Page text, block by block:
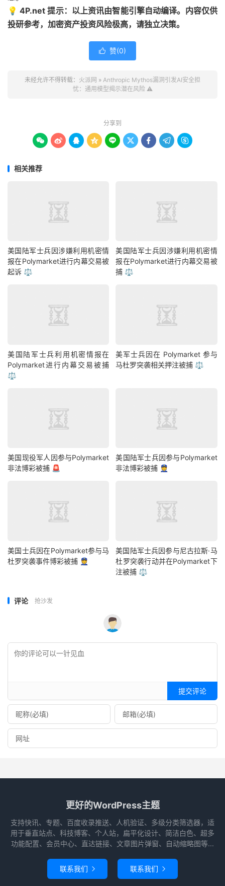
💡 4P.net 提示：以上资讯由智能引擎自动编译。内容仅供
投研参考，加密资产投资风险极高，请独立决策。
 赞(0)
未经允许不得转载： 火派网 » Anthropic Mythos漏洞引发AI安全担
忧：通用模型揭示潜在风险 ⚠️
分享到
        
相关推荐
美国陆军士兵因涉嫌利用机密情
报在Polymarket进行内幕交易被
起诉 ⚖️
美国陆军士兵因涉嫌利用机密情
报在Polymarket进行内幕交易被
捕 ⚖️
美国陆军士兵利用机密情报在
Polymarket进行内幕交易被捕
⚖️
美军士兵因在 Polymarket 参与
马杜罗突袭相关押注被捕 ⚖️
美国现役军人因参与Polymarket
非法博彩被捕 🚨
美国陆军士兵因参与Polymarket
非法博彩被捕 👮
美国士兵因在Polymarket参与马
杜罗突袭事件博彩被捕 👮
美国陆军士兵因参与尼古拉斯·马
杜罗突袭行动并在Polymarket下
注被捕 ⚖️
评论 抢沙发
提交评论
更好的WordPress主题
支持快讯、专题、百度收录推送、人机验证、多级分类筛选器，适
用于垂直站点、科技博客、个人站，扁平化设计、简洁白色、超多
功能配置、会员中心、直达链接、文章图片弹窗、自动缩略图等...
联系我们  联系我们 